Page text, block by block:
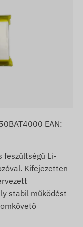
EAN:
feszültségű Li-
Kifejezetten
stabil működést